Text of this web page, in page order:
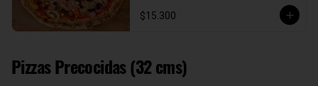
$15.300
Pizzas Precocidas (32 cms)